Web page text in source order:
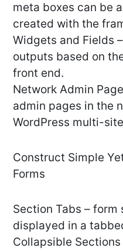
meta boxes can be
created with the
Widgets and Fields
outputs based on
front end.
Network Admin
admin pages in the
WordPress multi-
Construct Simple
Forms
Section Tabs – form
displayed in a
Collapsible